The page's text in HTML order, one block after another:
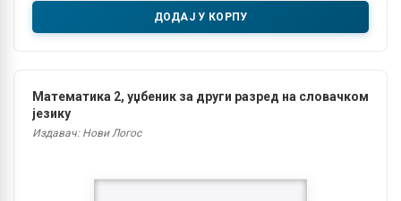
ДОДАЈ У КОРПУ
Математика 2, уџбеник за други разред на словачком
језику
Издавач: Нови Логос